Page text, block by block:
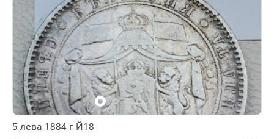
5 лева 1884 г Й18